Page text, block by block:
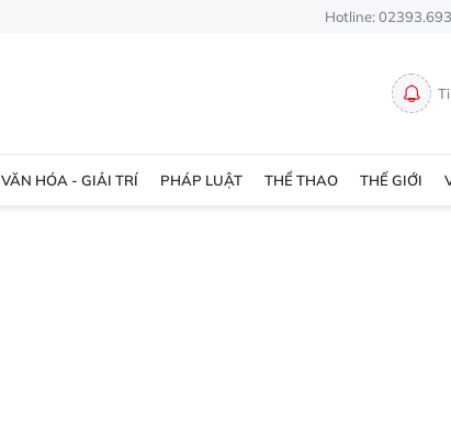
Hotline:
VĂN HÓA - GIẢI TRÍ PHÁP LUẬT THỂ THAO THẾ GIỚI